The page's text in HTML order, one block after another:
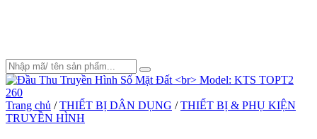
Trang chủ / THIẾT BỊ DÂN DỤNG / THIẾT BỊ & PHỤ KIỆN
TRUYỀN HÌNH